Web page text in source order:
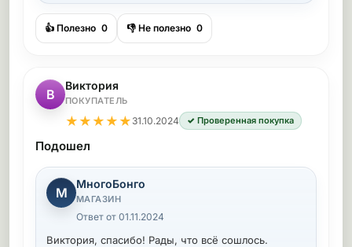
👍 Полезно 0 👎 Не полезно 0
В
Виктория
ПОКУПАТЕЛЬ
★ ★ ★ ★ ★ 31.10.2024 ✓ Проверенная покупка
Подошел
М
МногоБонго
МАГАЗИН
Ответ от 01.11.2024
Виктория, спасибо! Рады, что всё сошлось.